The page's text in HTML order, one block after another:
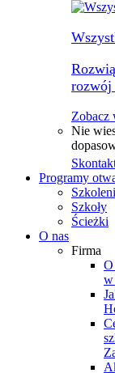
rozwój
Zobacz
Nie
Programy
Szkoły
Ścieżki
O nas
Firma
O
w